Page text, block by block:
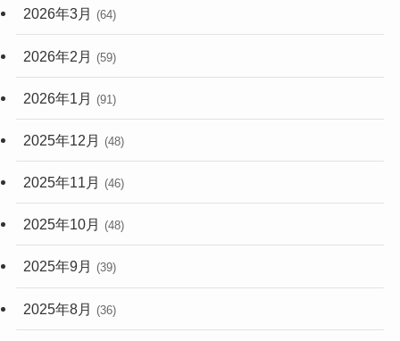
2026年3月 (64)
2026年2月 (59)
2026年1月 (91)
2025年12月 (48)
2025年11月 (46)
2025年10月 (48)
2025年9月 (39)
2025年8月 (36)